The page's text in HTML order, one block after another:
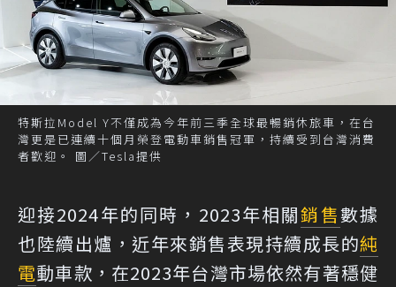
特斯拉Model Y不僅成為今年前三季全球最暢銷休旅車，在台
灣更是已連續十個月榮登電動車銷售冠軍，持續受到台灣消費
者歡迎。 圖／Tesla提供
迎接2024年的同時，2023年相關銷售數據
也陸續出爐，近年來銷售表現持續成長的純
電動車款，在2023年台灣市場依然有著穩健